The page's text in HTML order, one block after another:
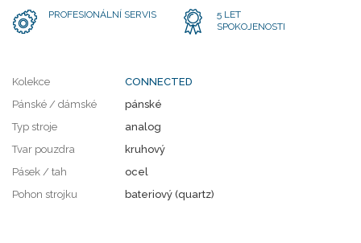
PROFESIONÁLNÍ SERVIS
5 LET
SPOKOJENOSTI
Kolekce
CONNECTED
Pánské / dámské
pánské
Typ stroje
analog
Tvar pouzdra
kruhový
Pásek / tah
ocel
Pohon strojku
bateriový (quartz)